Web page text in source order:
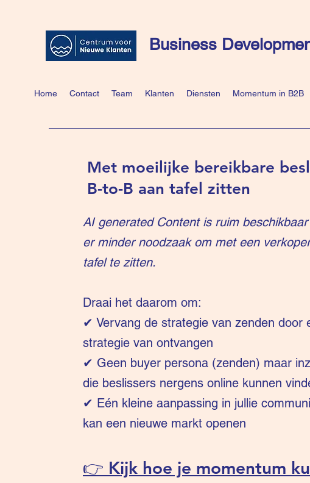
Business
Home Contact Team Klanten Diensten Momentum in B2B
Met moeilijke bereikbare
B-to-B aan tafel zitten
AI generated Content is ruim
er minder noodzaak om met een
tafel te zitten.
Draai het daarom om:
✔ Vervang de strategie van zenden door
strategie van ontvangen
✔ Geen buyer persona (zenden) maar
die beslissers nergens online kunnen
✔ Eén kleine aanpassing in jullie
kan een nieuwe markt openen
👉 Kijk hoe je momentum